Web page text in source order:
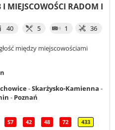
MIEJSCOWOŚCI RADOM I
40 5 1 36
między miejscowościami
-Skarżysko-Kamienna -
- Poznań
S7 42 48 72 433